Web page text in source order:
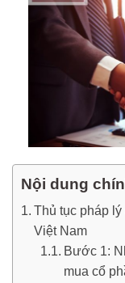
Nội dung
Thủ tục pháp
Việt Nam
Bước 1:
mua cổ